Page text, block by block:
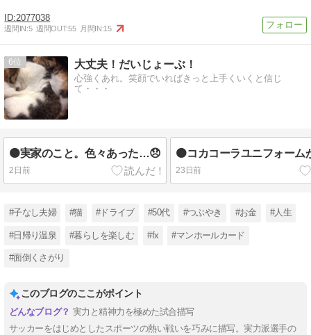
2077038
週間IN:5 週間OUT:55 月間IN:15
6 大丈夫！だいじょーぶ！
心強くあれ。笑顔でいればきっと上手くいくと信じ
て・・・
🟠実家のこと。色々あった…😞
2日前
🟠コカコーラユニフォーム
23日前
#子なし夫婦 #猫 #ドライブ #50代 #つぶやき #お金 #人生
#日帰り温泉 #暮らしを楽しむ #fx #マンホールカード
#面倒くさがり
このブログのここがポイント
実力と精神力を極めた試合描写
サッカーをはじめとしたスポーツの熱い戦いを巧みに描写。実力派選手の